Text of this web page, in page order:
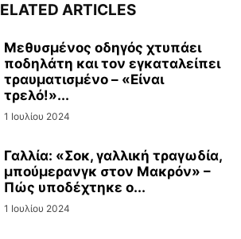
ARTICLES
Μεθυσμένος οδηγός χτυπάει
ποδηλάτη και τον εγκαταλείπει
τραυματισμένο – «Είναι
τρελό!»...
1 Ιουλίου 2024
Γαλλία: «Σοκ, γαλλική τραγωδία,
μπούμερανγκ στον Μακρόν» –
Πώς υποδέχτηκε ο...
1 Ιουλίου 2024